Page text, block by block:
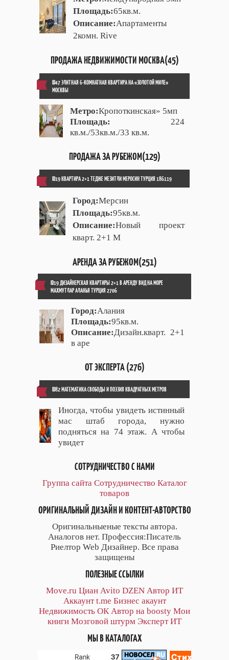
Площадь:65кв.м.
Описание:Апартаменты
2комн. Rive
ПРОДАЖА НЕДВИЖИМОСТИ МОСКВА(45)
ID47 ЭЛИТНАЯ 6-КОМНАТНАЯ КВАРТИРА НА «ЗОЛОТОЙ МИЛЕ»
МОСКВЫ
Метро:Кропоткинская» 5мп
Площадь:
224
кв.м./53кв.м./33 кв.м.
ПРОДАЖА ЗА РУБЕЖОМ(129)
ID19 КВАРТИРА 2+1 ТЕДЖЕ МЕЗИТЛИ МЕРОСИН ТУРЦИЯ 186119
Город:Мерсин
Площадь:95кв.м.
Описание:Новый проект
кварт. 2+1 М
АРЕНДА ЗА РУБЕЖОМ(251)
ID19 ДИЗАЙНЕРСКАЯ КВАРТИРЫ 2+1 В АРЕНДУ ВИД НА МОРЕ
МАХМУТЛАР АЛАНЬЯ ТУРЦИЯ 2706
Город:Алания
Площадь:95кв.м.
Описание: Дизайн.кварт. 2+1
в аре
ОТ ЭКСПЕРТА (276)
ID82 МАТЕМАТИКА СВОБОДЫ И ПОЭЗИЯ КВАДРАТНЫХ МЕТРОВ
Иногда, чтобы увидеть истинный
мас штаб города, нужно
подняться на 74 этаж. А чтобы
увидет
СОТРУДНИЧЕСТВО С НАМИ
Группа сайта Сотрудничество Каталог
товаров
ОРИГИНАЛЬНЫЙ ДИЗАЙН И КОНТЕНТ-АВТОРСТВО
Оригинальныеные тексты автора.
Аналогов нет. Профессия:Писатель
Риелтор Web Дизайнер. Все права
защищены
ПОЛЕЗНЫЕ ССЫЛКИ
Move.ru Циан Avito DZEN Автор ИТ
Аккаунт t.me Бизнес акаунт
Недвижимость ОК Автор на boosty Мои
книги Мозговой штурм Эксперт ИТ
МЫ В КАТАЛОГАХ